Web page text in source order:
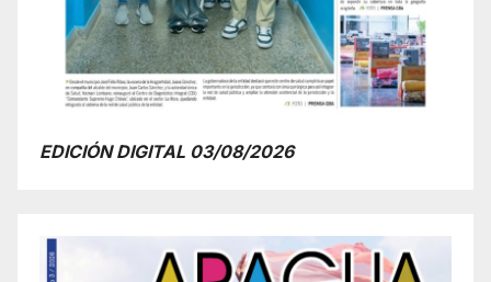
EDICIÓN DIGITAL 03/08/2026